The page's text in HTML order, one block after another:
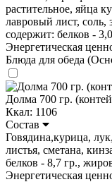
растительное, яйца
лавровый лист, соль,
содержит: белков -
Энергетическая
Блюда для обеда
Долма 700 гр.
Ккал: 1106
Состав
Говядина,курица,
листья, сметана,
белков - 8,7 гр.,
Энергетическая